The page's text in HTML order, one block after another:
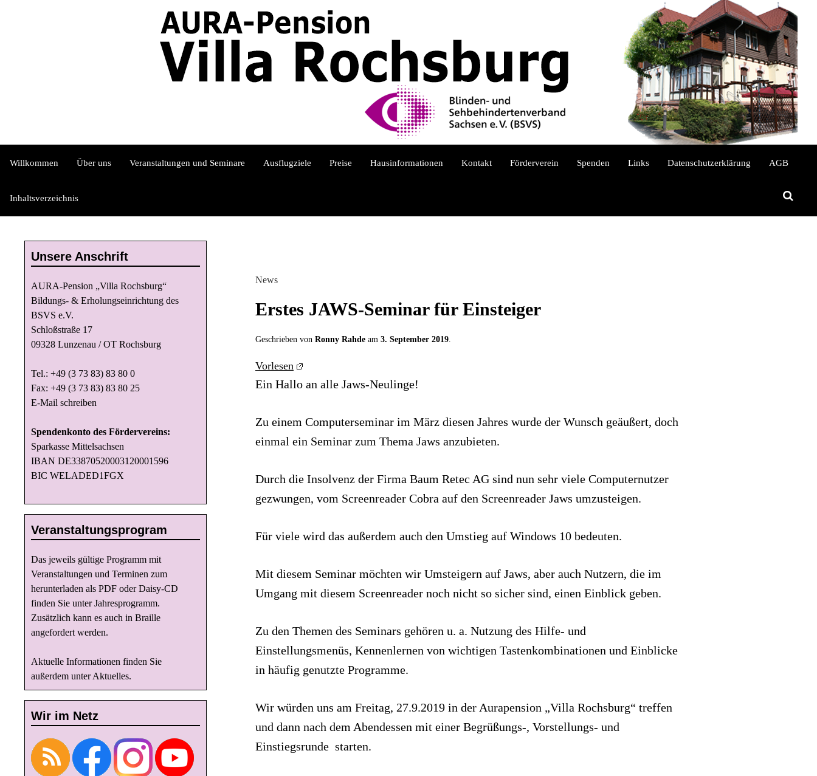
Willkommen Über uns Veranstaltungen und Seminare Ausflugziele Preise Hausinformationen Kontakt Förderverein Spenden Links Datenschutzerklärung AGB
Inhaltsverzeichnis
News
Erstes JAWS-Seminar für Einsteiger
Geschrieben von Ronny Rahde am 3. September 2019
Vorlesen
Ein Hallo an alle Jaws-Neulinge!
Zu einem Computerseminar im März diesen Jahres wurde der Wunsch geäußert, doch
einmal ein Seminar zum Thema Jaws anzubieten.
Durch die Insolvenz der Firma Baum Retec AG sind nun sehr viele Computernutzer
gezwungen, vom Screenreader Cobra auf den Screenreader Jaws umzusteigen.
Für viele wird das außerdem auch den Umstieg auf Windows 10 bedeuten.
Mit diesem Seminar möchten wir Umsteigern auf Jaws, aber auch Nutzern, die im
Umgang mit diesem Screenreader noch nicht so sicher sind, einen Einblick geben.
Zu den Themen des Seminars gehören u. a. Nutzung des Hilfe- und
Einstellungsmenüs, Kennenlernen von wichtigen Tastenkombinationen und Einblicke
in häufig genutzte Programme.
Wir würden uns am Freitag, 27.9.2019 in der Aurapension „Villa Rochsburg“ treffen
und dann nach dem Abendessen mit einer Begrüßungs-, Vorstellungs- und
Einstiegsrunde starten.
Unsere Anschrift
AURA-Pension „Villa Rochsburg“
Bildungs- & Erholungseinrichtung des
BSVS e.V.
Schloßstraße 17
09328 Lunzenau / OT Rochsburg
Tel.: +49 (3 73 83) 83 80 0
Fax: +49 (3 73 83) 83 80 25
E-Mail schreiben
Spendenkonto des Fördervereins:
Sparkasse Mittelsachsen
IBAN DE33870520003120001596
BIC WELADED1FGX
Veranstaltungsprogram
Das jeweils gültige Programm mit
Veranstaltungen und Terminen zum
herunterladen als PDF oder Daisy-CD
finden Sie unterJahresprogramm.
Zusätzlich kann es auch in Braille
angefordert werden.
Aktuelle Informationen finden Sie
außerdem unterAktuelles.
Wir im Netz